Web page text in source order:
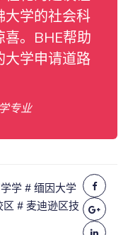
大学的社会科
喜。BHE帮助
大学申请道路
专业
学 # 缅因大学
区 # 麦迪逊区技